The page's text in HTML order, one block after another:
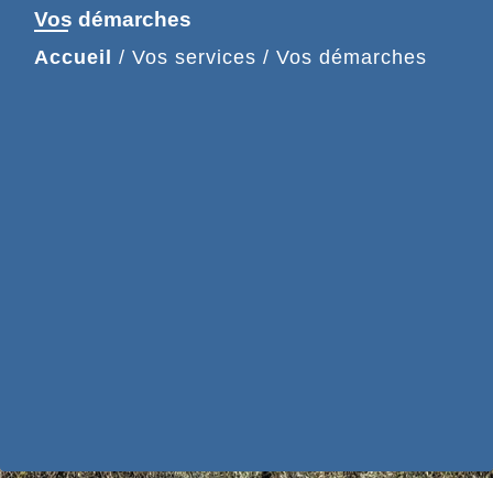
Vos démarches
Accueil / Vos services / Vos démarches